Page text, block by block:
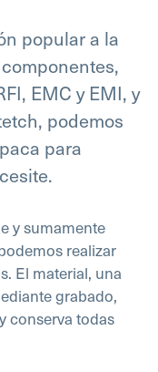
popular a la
EMC y EMI, y
podemos
para
y sumamente
realizar
El material, una
grabado,
conserva todas